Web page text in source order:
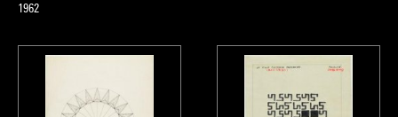
1962